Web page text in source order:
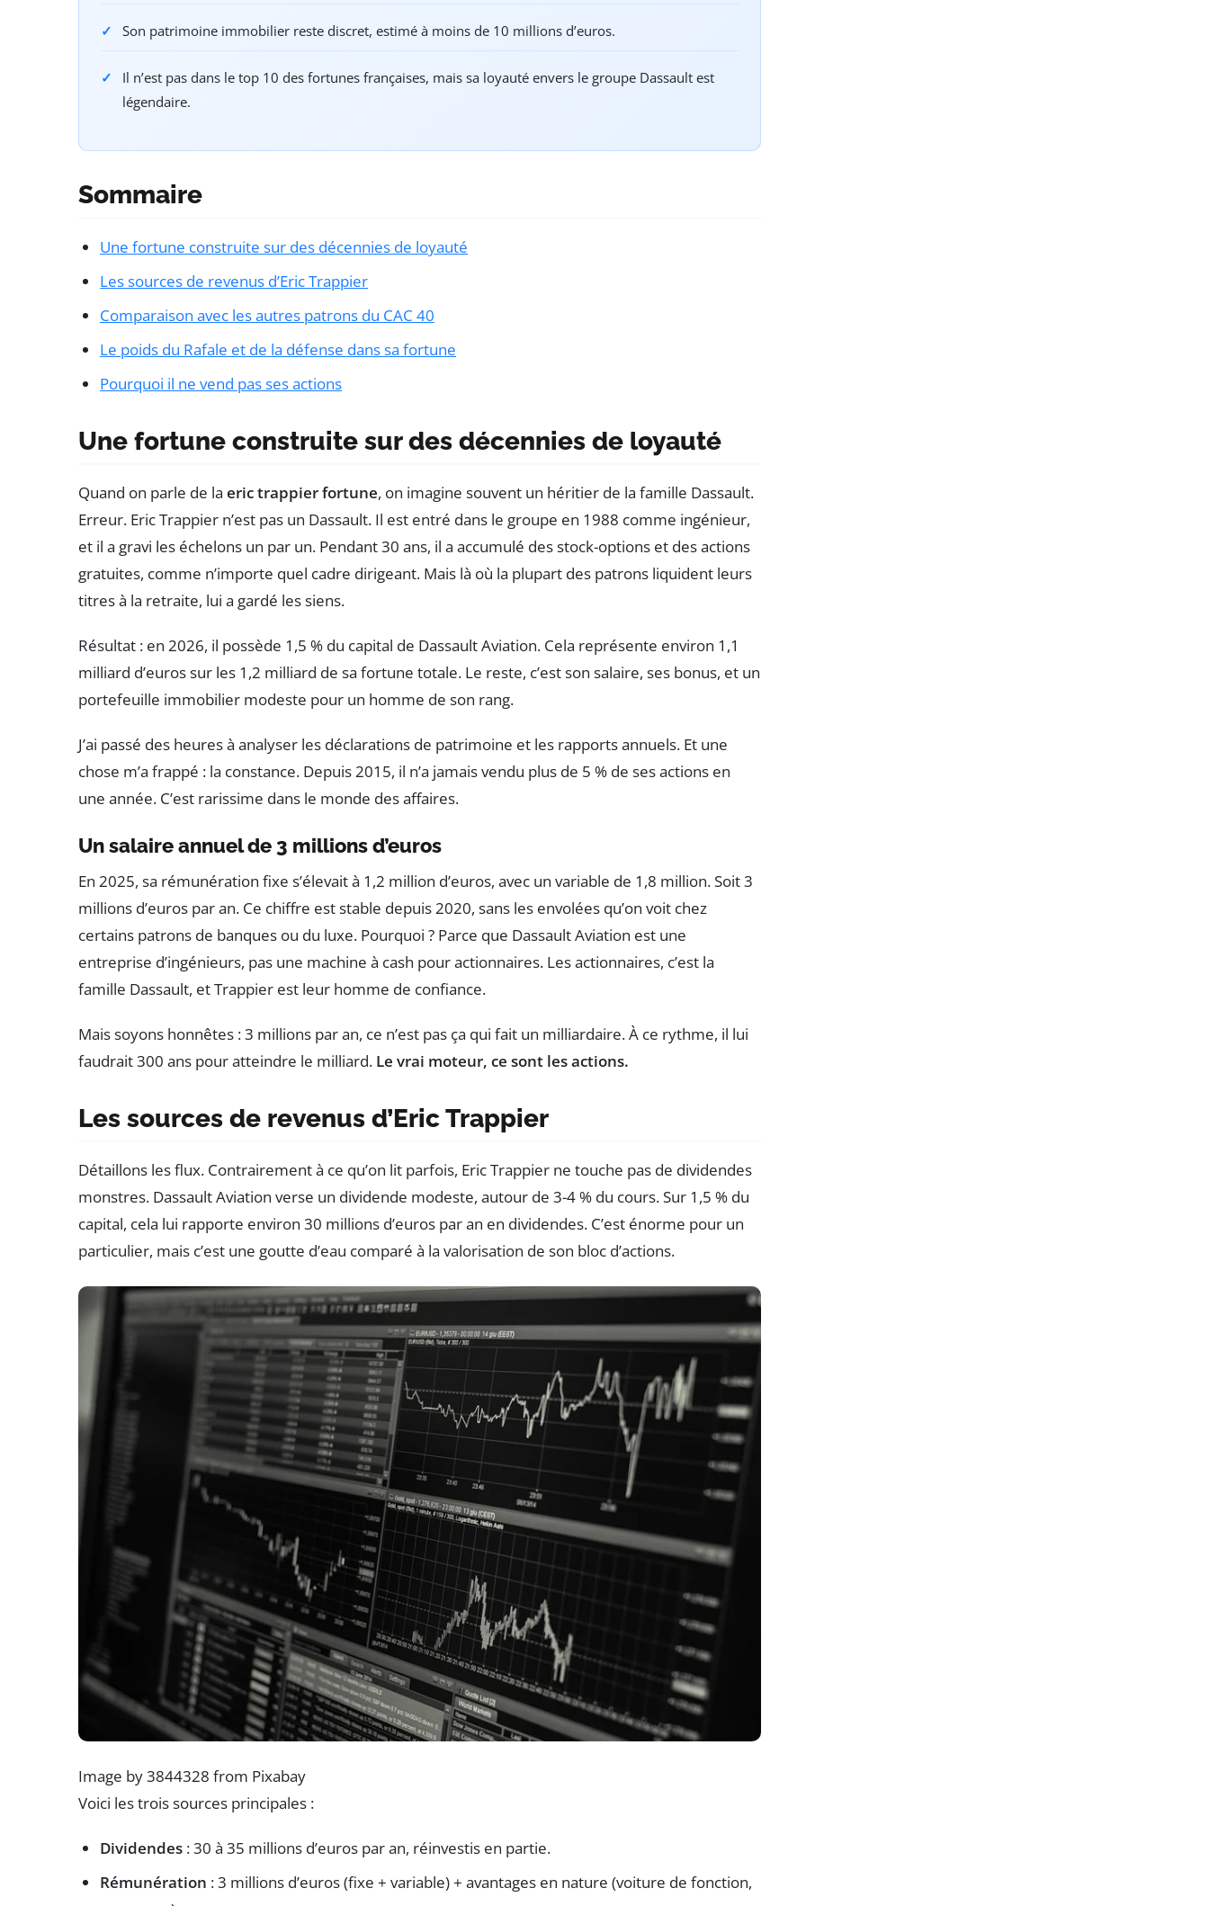
Son patrimoine immobilier reste discret, estimé à moins de 10 millions d’euros.
Il n’est pas dans le top 10 des fortunes françaises, mais sa loyauté envers le groupe Dassault est
légendaire.
Sommaire
Une fortune construite sur des décennies de loyauté
Les sources de revenus d’Eric Trappier
Comparaison avec les autres patrons du CAC 40
Le poids du Rafale et de la défense dans sa fortune
Pourquoi il ne vend pas ses actions
Une fortune construite sur des décennies de loyauté
Quand on parle de la eric trappier fortune, on imagine souvent un héritier de la famille Dassault.
Erreur. Eric Trappier n’est pas un Dassault. Il est entré dans le groupe en 1988 comme ingénieur,
et il a gravi les échelons un par un. Pendant 30 ans, il a accumulé des stock-options et des actions
gratuites, comme n’importe quel cadre dirigeant. Mais là où la plupart des patrons liquident leurs
titres à la retraite, lui a gardé les siens.
Résultat : en 2026, il possède 1,5 % du capital de Dassault Aviation. Cela représente environ 1,1
milliard d’euros sur les 1,2 milliard de sa fortune totale. Le reste, c’est son salaire, ses bonus, et un
portefeuille immobilier modeste pour un homme de son rang.
J’ai passé des heures à analyser les déclarations de patrimoine et les rapports annuels. Et une
chose m’a frappé : la constance. Depuis 2015, il n’a jamais vendu plus de 5 % de ses actions en
une année. C’est rarissime dans le monde des affaires.
Un salaire annuel de 3 millions d’euros
En 2025, sa rémunération fixe s’élevait à 1,2 million d’euros, avec un variable de 1,8 million. Soit 3
millions d’euros par an. Ce chiffre est stable depuis 2020, sans les envolées qu’on voit chez
certains patrons de banques ou du luxe. Pourquoi ? Parce que Dassault Aviation est une
entreprise d’ingénieurs, pas une machine à cash pour actionnaires. Les actionnaires, c’est la
famille Dassault, et Trappier est leur homme de confiance.
Mais soyons honnêtes : 3 millions par an, ce n’est pas ça qui fait un milliardaire. À ce rythme, il lui
faudrait 300 ans pour atteindre le milliard. Le vrai moteur, ce sont les actions.
Les sources de revenus d’Eric Trappier
Détaillons les flux. Contrairement à ce qu’on lit parfois, Eric Trappier ne touche pas de dividendes
monstres. Dassault Aviation verse un dividende modeste, autour de 3-4 % du cours. Sur 1,5 % du
capital, cela lui rapporte environ 30 millions d’euros par an en dividendes. C’est énorme pour un
particulier, mais c’est une goutte d’eau comparé à la valorisation de son bloc d’actions.
Image by 3844328 from Pixabay
Voici les trois sources principales :
Dividendes : 30 à 35 millions d’euros par an, réinvestis en partie.
Rémunération : 3 millions d’euros (fixe + variable) + avantages en nature (voiture de fonction,